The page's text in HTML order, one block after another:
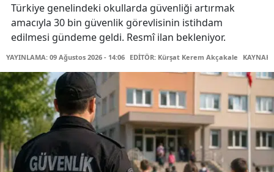
Türkiye genelindeki okullarda güvenliği artırmak
amacıyla 30 bin güvenlik görevlisinin istihdam
edilmesi gündeme geldi. Resmî ilan bekleniyor.
YAYINLAMA: 09 Ağustos 2026 - 14:06 EDİTÖR: Kürşat Kerem Akçakale KAYNAK: